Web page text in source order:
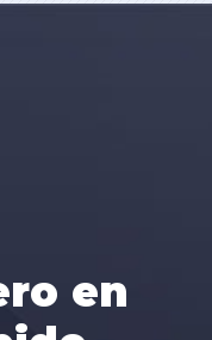
en